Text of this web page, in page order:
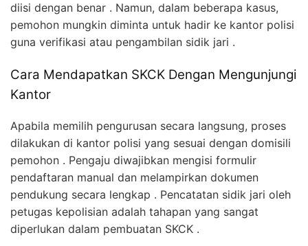
diisi dengan benar . Namun, dalam beberapa kasus,
pemohon mungkin diminta untuk hadir ke kantor polisi
guna verifikasi atau pengambilan sidik jari .
Cara Mendapatkan SKCK Dengan Mengunjungi
Kantor
Apabila memilih pengurusan secara langsung, proses
dilakukan di kantor polisi yang sesuai dengan domisili
pemohon . Pengaju diwajibkan mengisi formulir
pendaftaran manual dan melampirkan dokumen
pendukung secara lengkap . Pencatatan sidik jari oleh
petugas kepolisian adalah tahapan yang sangat
diperlukan dalam pembuatan SKCK .